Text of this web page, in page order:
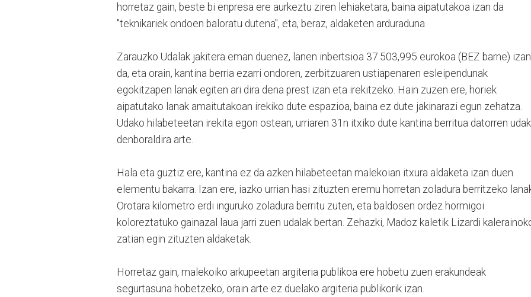
horretaz gain, beste bi enpresa ere aurkeztu ziren lehiaketara, baina aipatutakoa izan da
"teknikariek ondoen baloratu dutena", eta, beraz, aldaketen arduraduna.
Zarauzko Udalak jakitera eman duenez, lanen inbertsioa 37.503,995 eurokoa (BEZ barne) izan
da, eta orain, kantina berria ezarri ondoren, zerbitzuaren ustiapenaren esleipendunak
egokitzapen lanak egiten ari dira dena prest izan eta irekitzeko. Hain zuzen ere, horiek
aipatutako lanak amaitutakoan irekiko dute espazioa, baina ez dute jakinarazi egun zehatza.
Udako hilabeteetan irekita egon ostean, urriaren 31n itxiko dute kantina berritua datorren
denboraldira arte.
Hala eta guztiz ere, kantina ez da azken hilabeteetan malekoian itxura aldaketa izan duen
elementu bakarra. Izan ere, iazko urrian hasi zituzten eremu horretan zoladura berritzeko
Orotara kilometro erdi inguruko zoladura berritu zuten, eta baldosen ordez hormigoi
koloreztatuko gainazal laua jarri zuen udalak bertan. Zehazki, Madoz kaletik Lizardi
zatian egin zituzten aldaketak.
Horretaz gain, malekoiko arkupeetan argiteria publikoa ere hobetu zuen erakundeak
segurtasuna hobetzeko, orain arte ez duelako argiteria publikorik izan.